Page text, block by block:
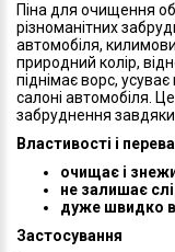
Піна для очищення
різноманітних
автомобіля,
природний колір,
піднімає ворс,
салоні автомобіля.
забруднення
Властивості і
очищає і
не залишає
дуже швидко
Застосування